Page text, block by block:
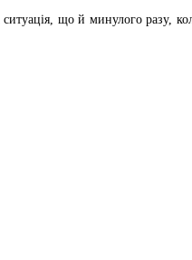
що й минулого разу,